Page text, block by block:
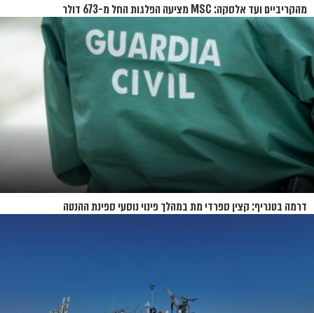
מהקריביים ועד אלסקה: MSC מציעה הפלגות החל מ-673 דולר
דרמה בטנריף: קצין ספרדי מת במהלך פינוי נוסעי ספינת ההנטה